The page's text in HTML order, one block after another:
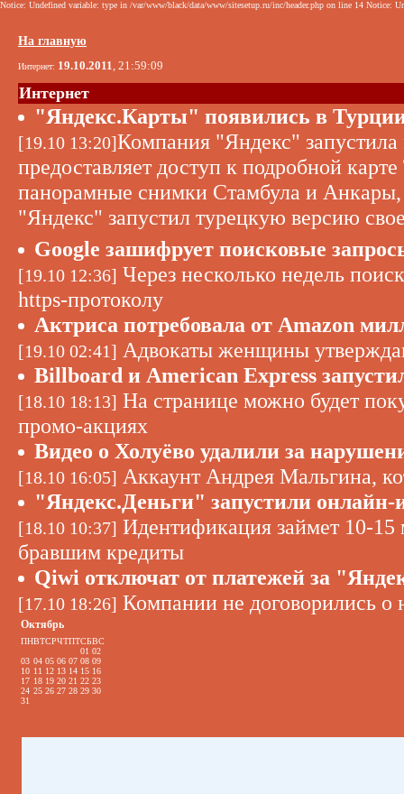
Notice: Undefined variable: type in /var/www/black/data/www/sitesetup.ru/inc/header.php on line 14 Notice:
На главную
Интернет: 19.10.2011, 21:59:09
Интернет
"Яндекс.Карты" появились в
[19.10 13:20]Компания "Яндекс"
предоставляет доступ к подробной
панорамные снимки Стамбула и Анкары,
"Яндекс" запустил турецкую версию
Google зашифрует поисковые
[19.10 12:36] Через несколько недель
https-протоколу
Актриса потребовала от Amazon
[19.10 02:41] Адвокаты женщины
Billboard и American Express
[18.10 18:13] На странице можно будет
промо-акциях
Видео о Холуёво удалили за
[18.10 16:05] Аккаунт Андрея Мальгина,
"Яндекс.Деньги" запустили
[18.10 10:37] Идентификация займет 10-15
бравшим кредиты
Qiwi отключат от платежей за
[17.10 18:26] Компании не договорились о
Октябрь
ПНВТСРЧТПТСБВС
01 02
03 04 05 06 07 08 09
10 11 12 13 14 15 16
17 18 19 20 21 22 23
24 25 26 27 28 29 30
31